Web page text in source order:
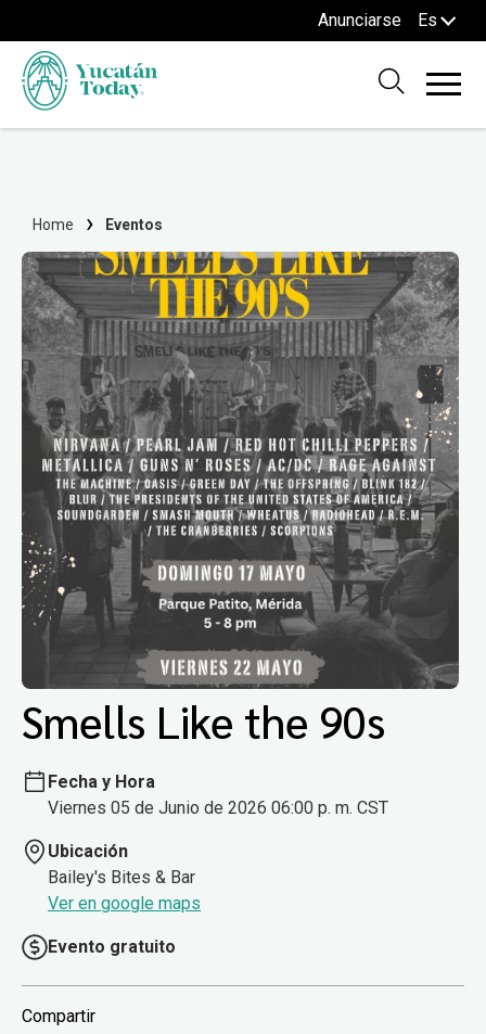
Anunciarse Es
Home Eventos
Smells Like the 90s
Fecha y Hora
Viernes 05 de Junio de 2026 06:00 p. m. CST
Ubicación
Bailey's Bites & Bar
Ver en google maps
Evento gratuito
Compartir